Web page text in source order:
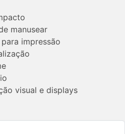
manusear
impressão
visual e displays